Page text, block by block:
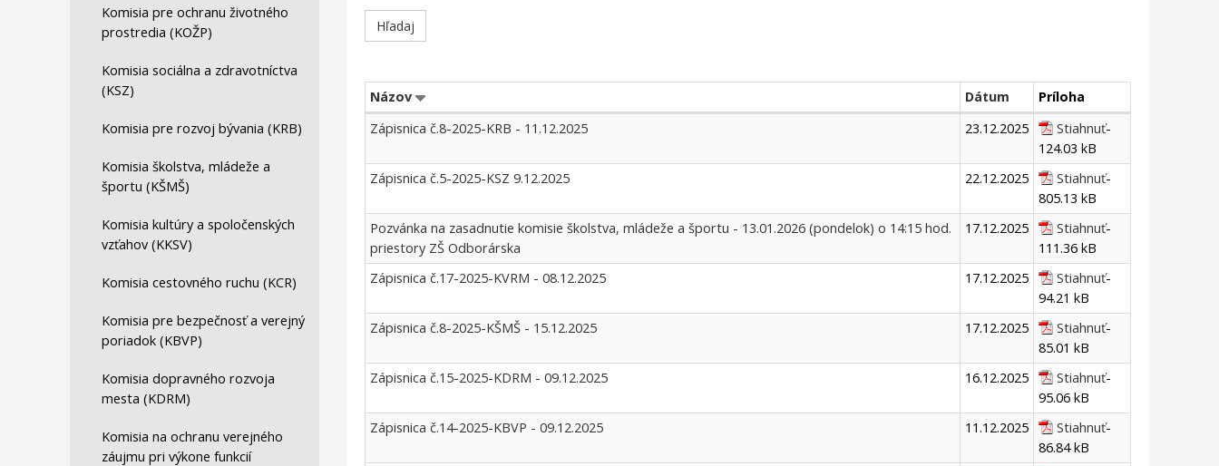
Komisia pre ochranu životného
prostredia (KOŽP)
Komisia sociálna a zdravotníctva
(KSZ)
Komisia pre rozvoj bývania (KRB)
Komisia školstva, mládeže a
športu (KŠMŠ)
Komisia kultúry a spoločenských
vzťahov (KKSV)
Komisia cestovného ruchu (KCR)
Komisia pre bezpečnosť a verejný
poriadok (KBVP)
Komisia dopravného rozvoja
mesta (KDRM)
Komisia na ochranu verejného
záujmu pri výkone funkcií
Komisie
MsZ
Názov Dátum
Príloha
Zápisnica č.8-2025-KRB - 11.12.2025
23.12.2025 Stiahnuť-
124.03 kB
Zápisnica č.5-2025-KSZ 9.12.2025
22.12.2025 Stiahnuť-
805.13 kB
Pozvánka na zasadnutie komisie školstva, mládeže a športu - 13.01.2026 (pondelok) o 14:15 hod.
priestory ZŠ Odborárska
17.12.2025 Stiahnuť-
111.36 kB
Zápisnica č.17-2025-KVRM - 08.12.2025
17.12.2025 Stiahnuť-
94.21 kB
Zápisnica č.8-2025-KŠMŠ - 15.12.2025
17.12.2025 Stiahnuť-
85.01 kB
Zápisnica č.15-2025-KDRM - 09.12.2025
16.12.2025 Stiahnuť-
95.06 kB
Zápisnica č.14-2025-KBVP - 09.12.2025
11.12.2025 Stiahnuť-
86.84 kB